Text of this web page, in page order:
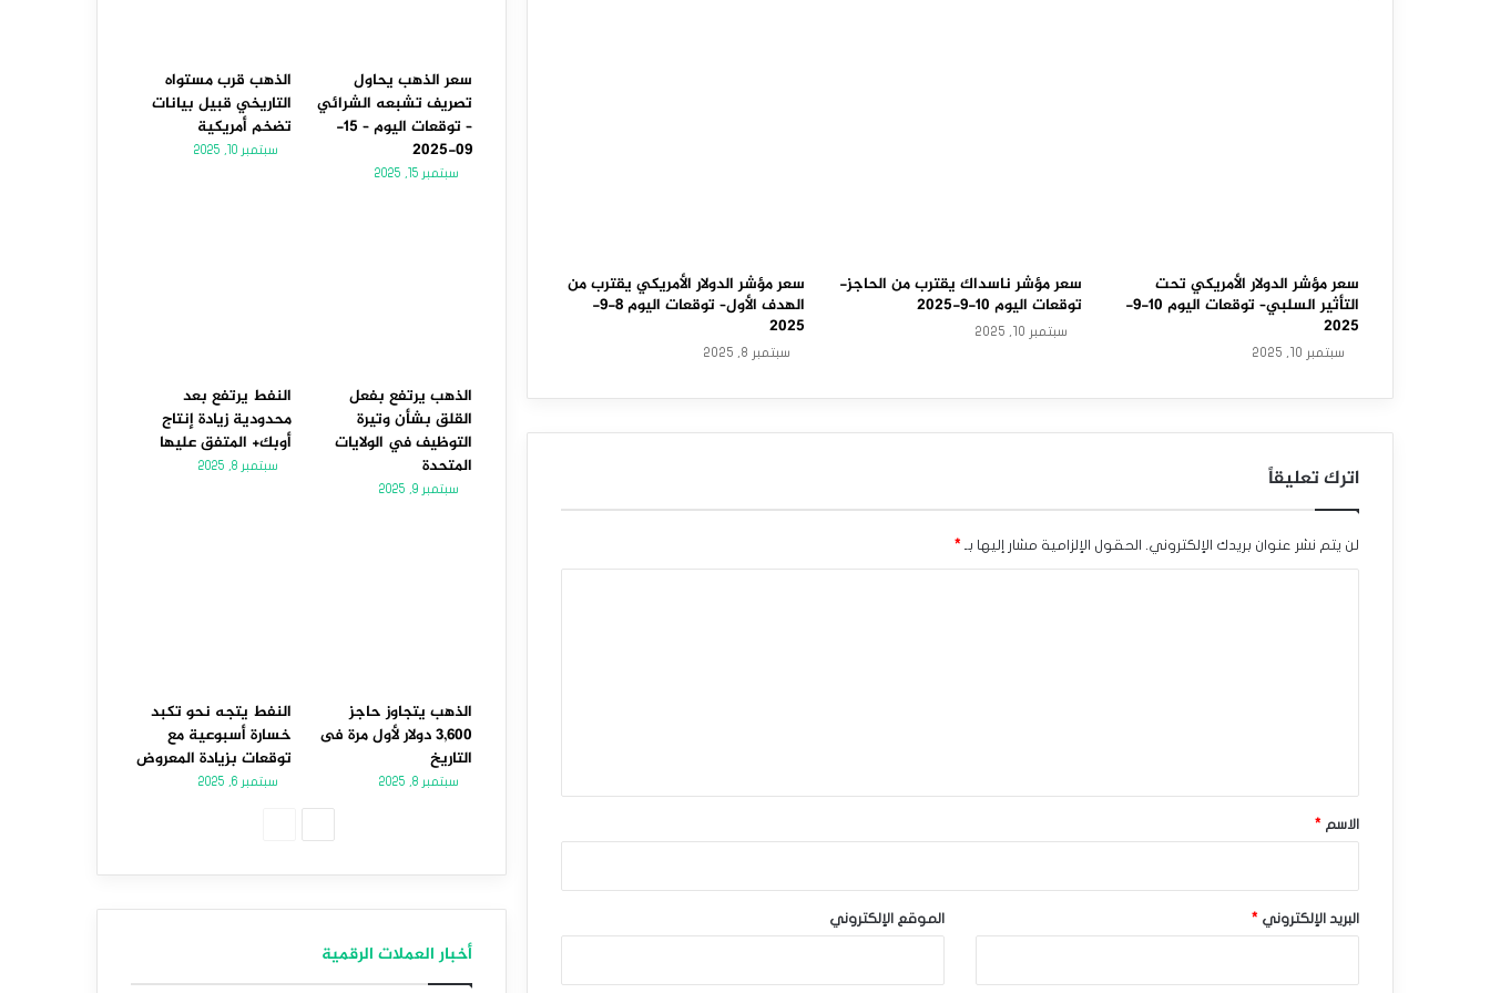
ل
ز
ي
ه
ا
ج
م
ا
ل
ة
-
ت
و
ق
سعر مؤشر الدولار الأمريكي تحت
التأثير السلبي– توقعات اليوم 10-9-
2025
سبتمبر 10, 2025
سعر مؤشر ناسداك يقترب من الحاجز-
توقعات اليوم 10-9-2025
سبتمبر 10, 2025
سعر مؤشر الدولار الأمريكي يقترب من
الهدف الأول– توقعات اليوم 8-9-
2025
سبتمبر 8, 2025
اترك تعليقاً
لن يتم نشر عنوان بريدك الإلكتروني. الحقول الإلزامية مشار إليها بـ *
*الاسم *
البريد الإلكتروني * الموقع الإلكتروني
سعر الذهب يحاول
تصريف تشبعه الشرائي
– توقعات اليوم – 15-
09-2025
سبتمبر 15, 2025
الذهب قرب مستواه
التاريخي قبيل بيانات
تضخم أمريكية
سبتمبر 10, 2025
الذهب يرتفع بفعل
القلق بشأن وتيرة
التوظيف في الولايات
المتحدة
سبتمبر 9, 2025
النفط يرتفع بعد
محدودية زيادة إنتاج
أوبك+ المتفق عليها
سبتمبر 8, 2025
الذهب يتجاوز حاجز
3,600 دولار لأول مرة فى
التاريخ
سبتمبر 8, 2025
النفط يتجه نحو تكبد
خسارة أسبوعية مع
توقعات بزيادة المعروض
سبتمبر 6, 2025
أخبار العملات الرقمية